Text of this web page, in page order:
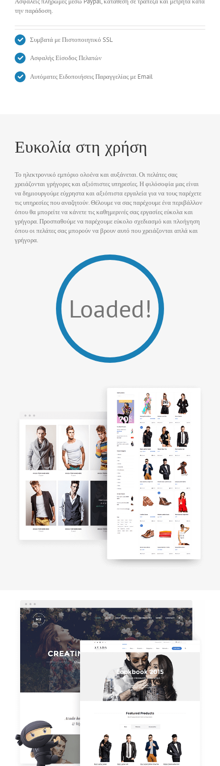
την παράδοση.
Συμβατά με Πιστοποιητικό SSL
Ασφαλής Είσοδος Πελατών
Αυτόματες Ειδοποιήσεις Παραγγελίας με Email
Ευκολία στη χρήση
Το ηλεκτρονικό εμπόριο ολοένα και αυξάνεται. Οι πελάτες σας
χρειάζονται γρήγορες και αξιόπιστες υπηρεσίες. Η φιλόσοφία μας είναι
να δημιουργούμε εύχρηστα και αξιόπιστα εργαλεία για να τους παρέχετε
τις υπηρεσίες που αναζητούν. Θέλουμε να σας παρέχουμε ένα περιβάλλον
όπου θα μπορείτε να κάνετε τις καθημερινές σας εργασίες εύκολα και
γρήγορα. Προσπαθούμε να παρέχουμε εύκολο σχεδιασμό και πλοήγηση
όπου οι πελάτες σας μπορούν να βρουν αυτό που χρειάζονται απλά και
γρήγορα.
Loaded!